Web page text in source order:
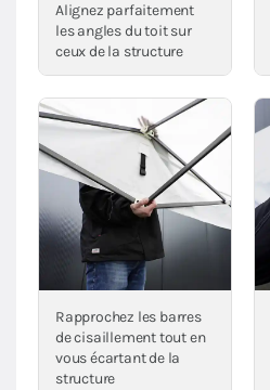
Alignez parfaitement
les angles du toit sur
ceux de la structure
Rapprochez les barres
de cisaillement tout en
vous écartant de la
structure